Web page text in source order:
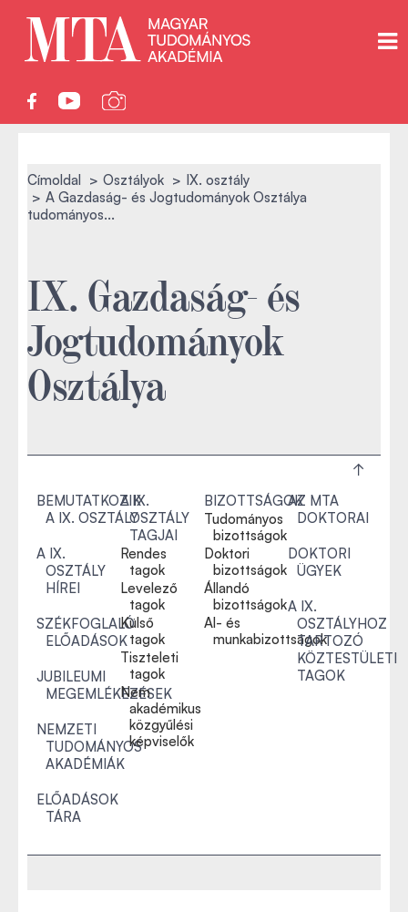
Címoldal Osztályok
IX. osztály
A Gazdaság- és Jogtudományok Osztálya
tudományos...
IX. Gazdaság- és
Jogtudományok
Osztálya
BEMUTATKOZIK
A IX. OSZTÁLY
A IX.
OSZTÁLY
HÍREI
SZÉKFOGLALÓ
ELŐADÁSOK
JUBILEUMI
MEGEMLÉKEZÉSEK
NEMZETI
TUDOMÁNYOS
AKADÉMIÁK
ELŐADÁSOK
TÁRA
A IX.
OSZTÁLY
TAGJAI
Rendes
tagok
Levelező
tagok
Külső
tagok
Tiszteleti
tagok
Nem
akadémikus
közgyűlési
képviselők
BIZOTTSÁGOK
Tudományos
bizottságok
Doktori
bizottságok
Állandó
bizottságok
Al- és
munkabizottságok
AZ MTA
DOKTORAI
DOKTORI
ÜGYEK
A IX.
OSZTÁLYHOZ
TARTOZÓ
KÖZTESTÜLETI
TAGOK